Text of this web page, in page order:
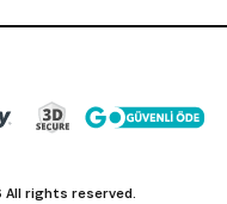
All rights reserved.